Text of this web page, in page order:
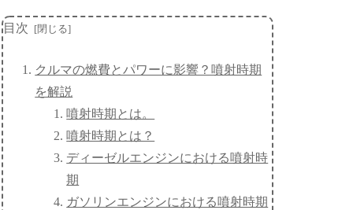
目次
クルマの燃費とパワーに影響？噴射時期
を解説
噴射時期とは。
噴射時期とは？
ディーゼルエンジンにおける噴射時
期
ガソリンエンジンにおける噴射時期